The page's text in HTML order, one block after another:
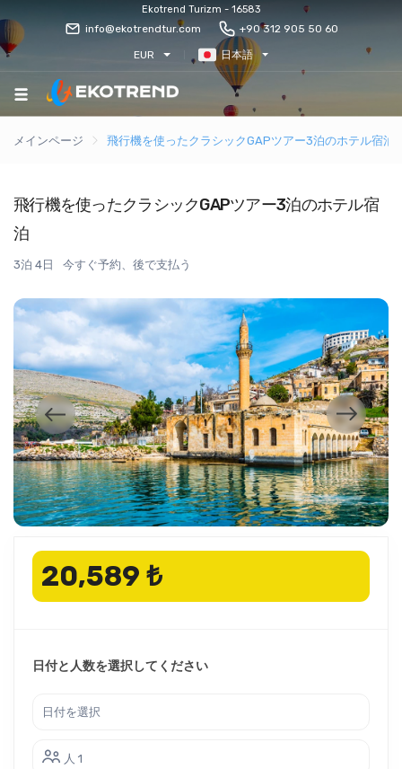
Ekotrend Turizm - 16583
info@ekotrendtur.com +90 312 905 50 60
EUR 日本語
メインページ 飛行機を使ったクラシックGAPツアー3泊のホテル宿泊
飛行機を使ったクラシックGAPツアー3泊のホテル宿
泊
3泊 4日 今すぐ予約、後で支払う
20,589 ₺
日付と人数を選択してください
人 1